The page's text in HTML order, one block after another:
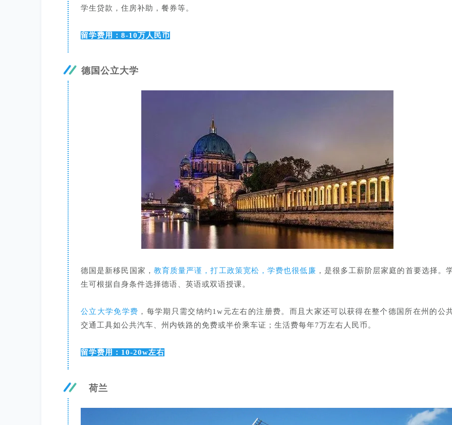
学生贷款，住房补助，餐券等。
留学费用：8-10万人民币
德国公立大学
德国是新移民国家， 教育质量严谨，打工政策宽松，学费也很低廉 ，是很多工薪阶层家庭的首要选择。
生可根据自身条件选择德语、英语或双语授课。
公立大学免学费 ，每学期只需交纳约1w元左右的注册费。而且大家还可以获得在整个德国所在州的公
交通工具如公共汽车、州内铁路的免费或半价乘车证；生活费每年7万左右人民币。
留学费用：10-20w左右
荷兰